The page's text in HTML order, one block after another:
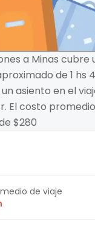
a Minas cubre
de 1 hs
asiento en el
El costo
$280
de viaje